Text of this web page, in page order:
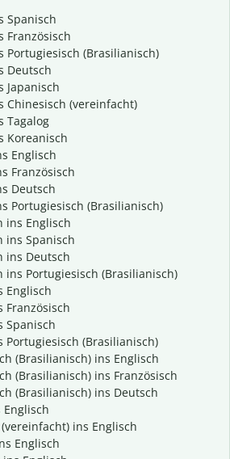
Spanisch
Französisch
Portugiesisch (Brasilianisch)
Deutsch
Japanisch
Chinesisch (vereinfacht)
Tagalog
Koreanisch
Englisch
Französisch
Deutsch
Portugiesisch (Brasilianisch)
ins Englisch
ins Spanisch
ins Deutsch
ins Portugiesisch (Brasilianisch)
Englisch
Französisch
Spanisch
Portugiesisch (Brasilianisch)
(Brasilianisch) ins Englisch
(Brasilianisch) ins Französisch
(Brasilianisch) ins Deutsch
Englisch
ins Englisch
Englisch